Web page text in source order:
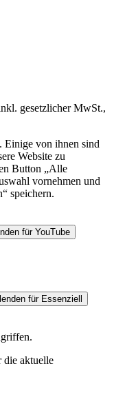
gesetzlicher MwSt.,
Einige von ihnen sind
Website zu
Button „Alle
vornehmen und
speichern.
für YouTube
für Essenziell
die aktuelle